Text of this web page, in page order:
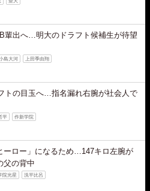
輩出へ…明大のドラフト候補生が待望
島大河 上田季由翔
トの目玉へ…指名漏れ右腕が社会人で
平 作新学院
ーロー」になるため…147キロ左腕が
父の背中
院光星 洗平比呂